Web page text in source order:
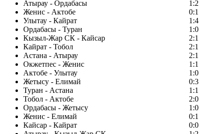
Атырау - Ордабасы
1:2
Женис - Актобе
0:1
Улытау - Кайрат
1:4
Ордабасы - Туран
1:0
Кызыл-Жар СК - Кайсар
2:1
Кайрат - Тобол
2:1
Астана - Атырау
2:1
Окжетпес - Женис
1:1
Актобе - Улытау
1:0
Жетысу - Елимай
0:3
Туран - Астана
1:1
Тобол - Актобе
2:0
Ордабасы - Жетысу
1:0
Женис - Елимай
0:1
Кайсар - Кайрат
0:0